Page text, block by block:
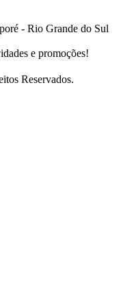
- Rio Grande do Sul
e promoções!
Reservados.